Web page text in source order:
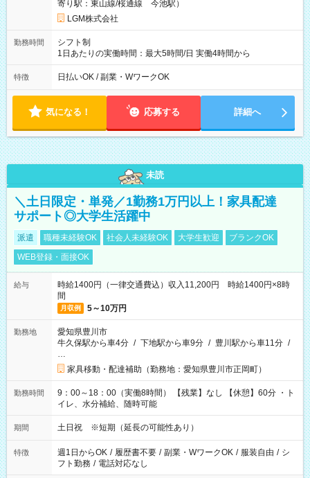
寄り駅：東山線/桜通線 今池駅）
LGM株式会社
勤務時間
シフト制
1日あたりの実働時間：最大5時間/日 実働4時間から
特徴 日払いOK / 副業・WワークOK
気になる！ 応募する 詳細へ
未読
＼土日限定・単発／1勤務1万円以上！家具配達
サポート◎大学生活躍中
派遣 職種未経験OK 社会人未経験OK 大学生歓迎
ブランクOK
WEB登録・面接OK
給与
時給1400円（一律交通費込）収入11,200円 時給1400円×8時
間
月収例 5～10万円
勤務地
愛知県豊川市
牛久保駅から車4分 / 下地駅から車9分 / 豊川駅から車11分 /
…
家具移動・配達補助（勤務地：愛知県豊川市正岡町）
勤務時間
9：00～18：00（実働8時間） 【残業】なし 【休憩】60分 ・ト
イレ、水分補給、随時可能
期間 土日祝 ※短期（延長の可能性あり）
特徴 週1日からOK / 履歴書不要 / 副業・WワークOK / 服装自由 / シ
フト勤務 / 電話対応なし